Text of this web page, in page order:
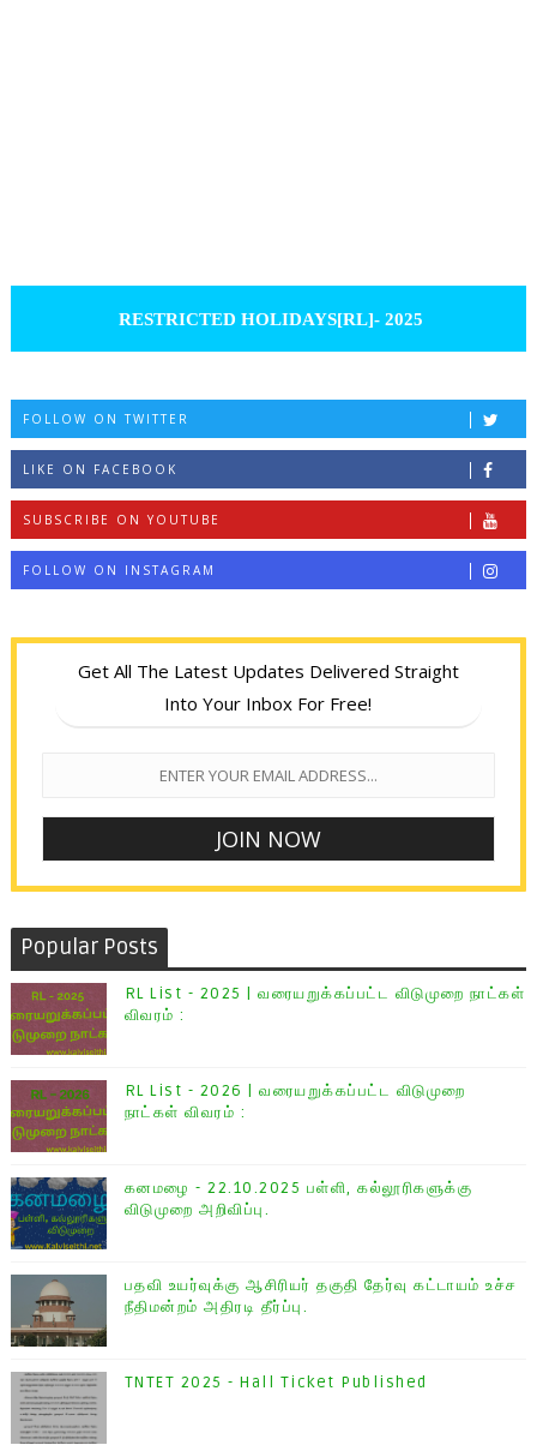
RESTRICTED HOLIDAYS[RL]- 2025
FOLLOW ON TWITTER
LIKE ON FACEBOOK
SUBSCRIBE ON YOUTUBE
FOLLOW ON INSTAGRAM
Get All The Latest Updates Delivered Straight
Into Your Inbox For Free!
Popular Posts
RL List - 2025 | வரையறுக்கப்பட்ட விடுமுறை நாட்கள்
விவரம் :
RL List - 2026 | வரையறுக்கப்பட்ட விடுமுறை
நாட்கள் விவரம் :
கனமழை - 22.10.2025 பள்ளி, கல்லூரிகளுக்கு
விடுமுறை அறிவிப்பு.
பதவி உயர்வுக்கு ஆசிரியர் தகுதி தேர்வு கட்டாயம் உச்ச
நீதிமன்றம் அதிரடி தீர்ப்பு.
TNTET 2025 - Hall Ticket Published